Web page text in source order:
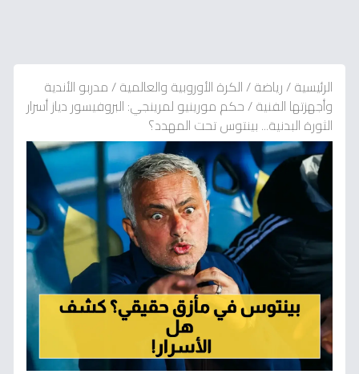
الرئيسية/رياضة/الكرة الأوروبية والعالمية/مدربو الأندية
وأجهزتها الفنية/حكم مورينيو لمرينجي: البروفيسور دياز أسرار
الثورة البدنية... بينتوس تحت المهدد؟